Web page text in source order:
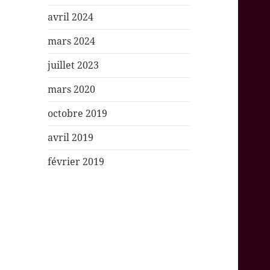
avril 2024
mars 2024
juillet 2023
mars 2020
octobre 2019
avril 2019
février 2019